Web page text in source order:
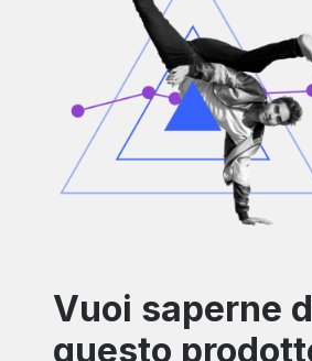
Vuoi saperne
questo